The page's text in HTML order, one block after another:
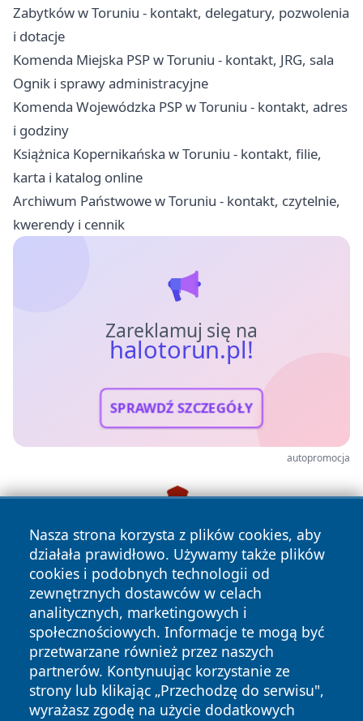
Zabytków w Toruniu - kontakt, delegatury, pozwolenia
i dotacje
Komenda Miejska PSP w Toruniu - kontakt, JRG, sala
Ognik i sprawy administracyjne
Komenda Wojewódzka PSP w Toruniu - kontakt, adres
i godziny
Książnica Kopernikańska w Toruniu - kontakt, filie,
karta i katalog online
Archiwum Państwowe w Toruniu - kontakt, czytelnie,
kwerendy i cennik
Zareklamuj się na
halotorun.pl!
SPRAWDŹ SZCZEGÓŁY
autopromocja
Nasza strona korzysta z plików cookies, aby
działała prawidłowo. Używamy także plików
cookies i podobnych technologii od
zewnętrznych dostawców w celach
analitycznych, marketingowych i
społecznościowych. Informacje te mogą być
przetwarzane również przez naszych
partnerów. Kontynuując korzystanie ze
strony lub klikając „Przechodzę do serwisu",
wyrażasz zgodę na użycie dodatkowych